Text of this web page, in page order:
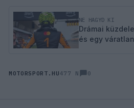
NE HAGYD KI
Drámai
és egy
MOTORSPORT.HU477 N 0